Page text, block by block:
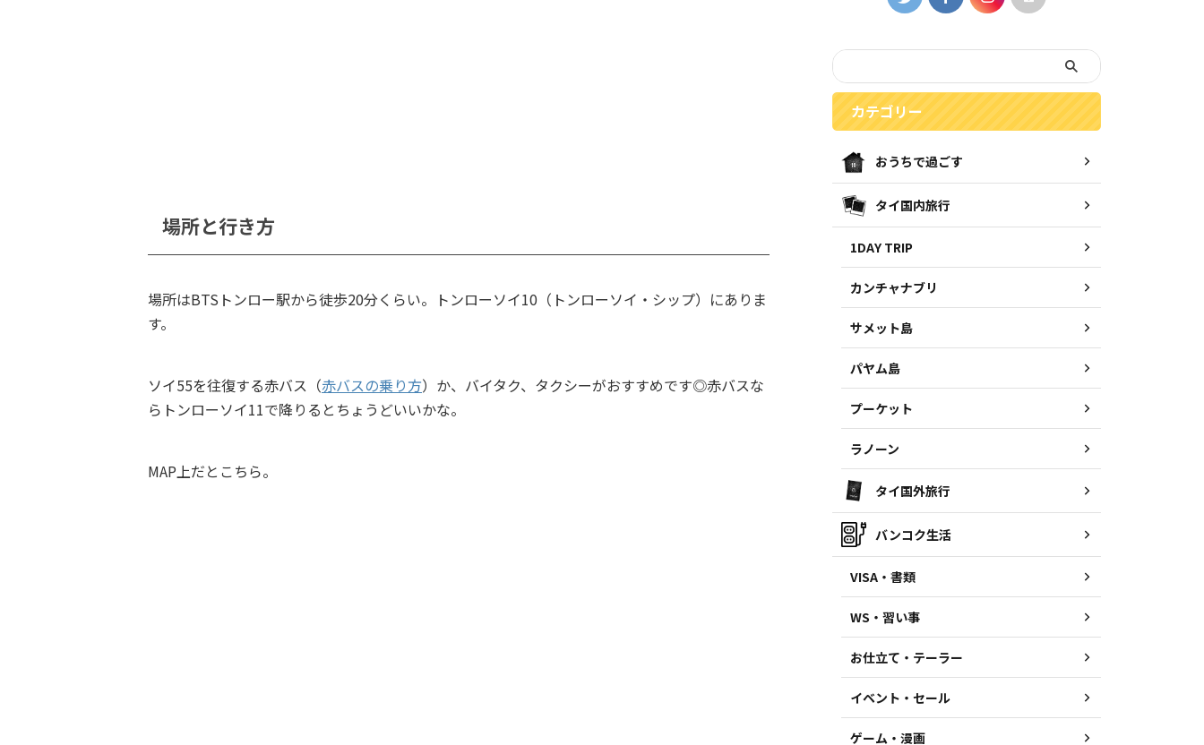
場所と行き方
場所はBTSトンロー駅から徒歩20分くらい。トンローソイ10（トンローソイ・シップ）にありま
す。
ソイ55を往復する赤バス（赤バスの乗り方）か、バイタク、タクシーがおすすめです◎赤バスな
らトンローソイ11で降りるとちょうどいいかな。
MAP上だとこちら。
カテゴリー
おうちで過ごす
タイ国内旅行
1DAY TRIP
カンチャナブリ
サメット島
パヤム島
プーケット
ラノーン
タイ国外旅行
バンコク生活
VISA・書類
WS・習い事
お仕立て・テーラー
イベント・セール
ゲーム・漫画